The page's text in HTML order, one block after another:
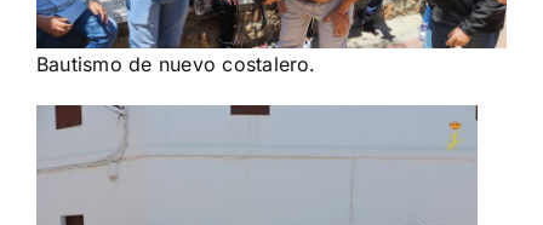
Bautismo de nuevo costalero.